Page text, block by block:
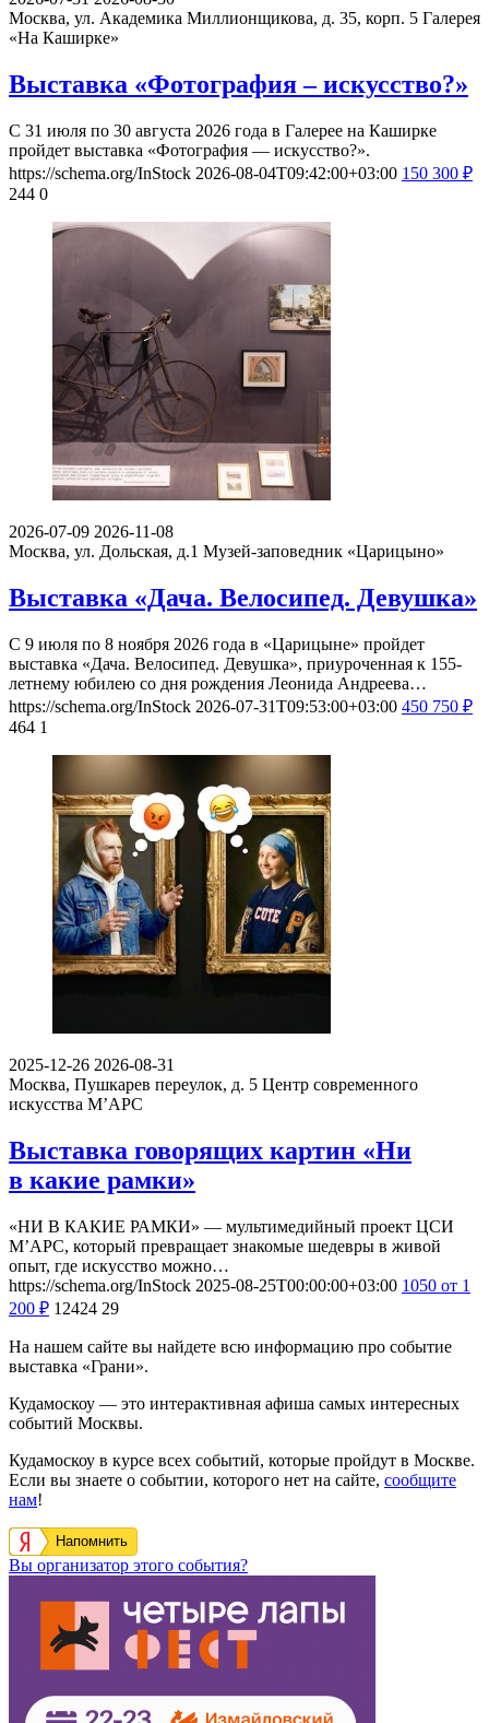
Москва, ул. Академика Миллионщикова, д. 35, корп. 5 Галерея
«На Каширке»
Выставка «Фотография – искусство?»
С 31 июля по 30 августа 2026 года в Галерее на Каширке
пройдет выставка «Фотография — искусство?».
https://schema.org/InStock 2026-08-04T09:42:00+03:00 150 300 ₽
244 0
2026-07-09 2026-11-08
Москва, ул. Дольская, д.1 Музей-заповедник «Царицыно»
Выставка «Дача. Велосипед. Девушка»
С 9 июля по 8 ноября 2026 года в «Царицыне» пройдет
выставка «Дача. Велосипед. Девушка», приуроченная к 155-
летнему юбилею со дня рождения Леонида Андреева…
https://schema.org/InStock 2026-07-31T09:53:00+03:00 450 750 ₽
464 1
2025-12-26 2026-08-31
Москва, Пушкарев переулок, д. 5 Центр современного
искусства М’АРС
Выставка говорящих картин «Ни
в какие рамки»
«НИ В КАКИЕ РАМКИ» — мультимедийный проект ЦСИ
М’АРС, который превращает знакомые шедевры в живой
опыт, где искусство можно…
https://schema.org/InStock 2025-08-25T00:00:00+03:00 1050 от 1
200 ₽ 12424 29
На нашем сайте вы найдете всю информацию про событие
выставка «Грани».
Кудамоскоу — это интерактивная афиша самых интересных
событий Москвы.
Кудамоскоу в курсе всех событий, которые пройдут в Москве.
Если вы знаете о событии, которого нет на сайте, сообщите
нам!
Напомнить
Вы организатор этого события?